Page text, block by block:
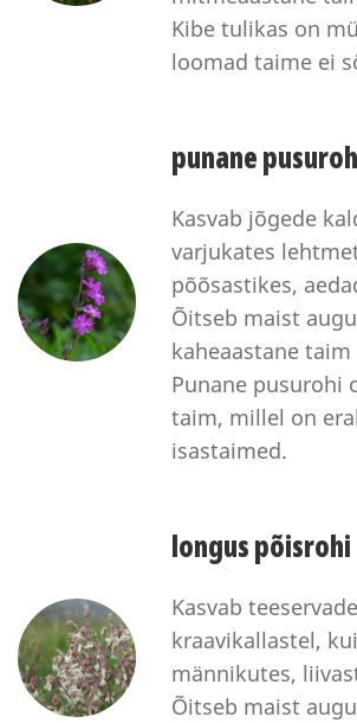
Kibe tulikas on
loomad taime ei
punane
Kasvab jõgede
varjukates
põõsastikes,
Õitseb maist
kaheaastane taim
Punane pusurohi
taim, millel on
isastaimed.
longus põisrohi
Kasvab
kraavikallastel,
männikutes,
Õitseb maist